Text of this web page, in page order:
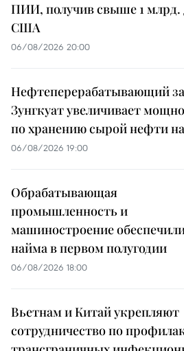
ПИИ, получив свыше 1 млрд.
США
06/08/2026 20:00
Нефтеперерабатывающий
Зунгкуат увеличивает
по хранению сырой нефти на
06/08/2026 19:00
Обрабатывающая
промышленность и
машиностроение
найма в первом полугодии
06/08/2026 18:00
Вьетнам и Китай укрепляют
сотрудничество по